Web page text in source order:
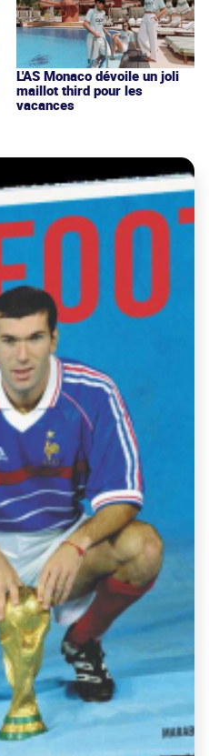
L'AS Monaco dévoile un joli
maillot third pour les
vacances